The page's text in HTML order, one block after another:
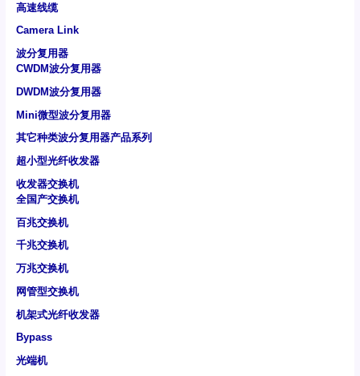
高速线缆
Camera Link
波分复用器
CWDM波分复用器
DWDM波分复用器
Mini微型波分复用器
其它种类波分复用器产品系列
超小型光纤收发器
收发器交换机
全国产交换机
百兆交换机
千兆交换机
万兆交换机
网管型交换机
机架式光纤收发器
Bypass
光端机